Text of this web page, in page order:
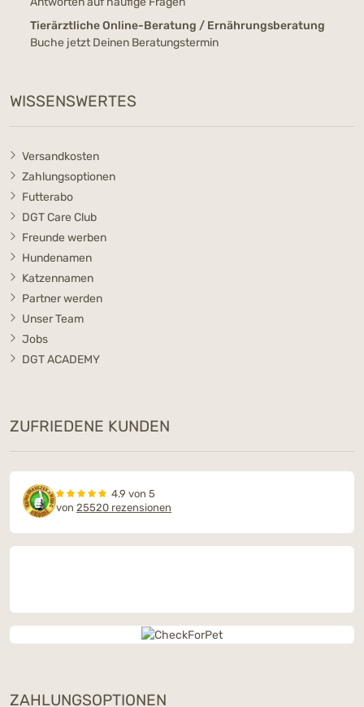
Tierärztliche Online-Beratung / Ernährungsberatung
Buche jetzt Deinen Beratungstermin
WISSENSWERTES
Versandkosten
Zahlungsoptionen
Futterabo
DGT Care Club
Freunde werben
Hundenamen
Katzennamen
Partner werden
Unser Team
Jobs
DGT ACADEMY
ZUFRIEDENE KUNDEN
4.9 von 5
von 25520 rezensionen
ZAHLUNGSOPTIONEN